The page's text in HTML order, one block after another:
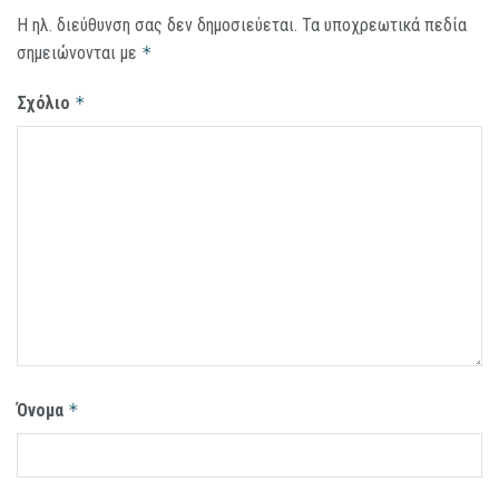
Η ηλ. διεύθυνση σας δεν δημοσιεύεται. Τα υποχρεωτικά πεδία
σημειώνονται με *
Σχόλιο *
Όνομα *